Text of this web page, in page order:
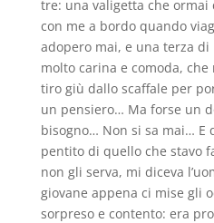
tre: una valigetta che
con me a bordo quando
adopero mai, e una terza
molto carina e comoda,
tiro giù dallo scaffale per
un pensiero… Ma forse un
bisogno… Non si sa mai… E
pentito di quello che stavo
non gli serva, mi diceva
giovane appena ci mise gli
sorpreso e contento: era